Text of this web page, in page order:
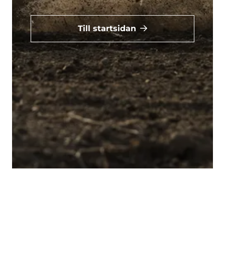
Till startsidan